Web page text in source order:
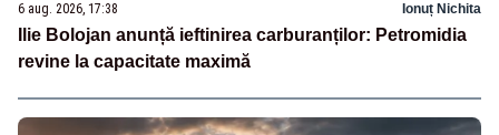
6 aug. 2026, 17:38 Ionuț Nichita
Ilie Bolojan anunță ieftinirea carburanților: Petromidia
revine la capacitate maximă